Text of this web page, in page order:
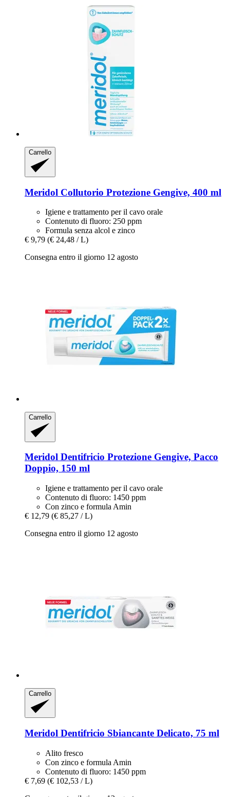
Carrello
Meridol Collutorio Protezione Gengive, 400 ml
Igiene e trattamento per il cavo orale
Contenuto di fluoro: 250 ppm
Formula senza alcol e zinco
€ 9,79 (€ 24,48 / L)
Consegna entro il giorno 12 agosto
Carrello
Meridol Dentifricio Protezione Gengive, Pacco
Doppio, 150 ml
Igiene e trattamento per il cavo orale
Contenuto di fluoro: 1450 ppm
Con zinco e formula Amin
€ 12,79 (€ 85,27 / L)
Consegna entro il giorno 12 agosto
Carrello
Meridol Dentifricio Sbiancante Delicato, 75 ml
Alito fresco
Con zinco e formula Amin
Contenuto di fluoro: 1450 ppm
€ 7,69 (€ 102,53 / L)